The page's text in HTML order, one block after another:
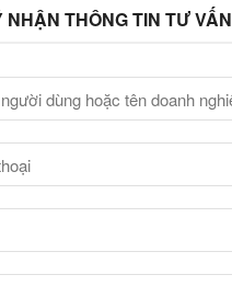
THÔNG TIN TƯ VẤN